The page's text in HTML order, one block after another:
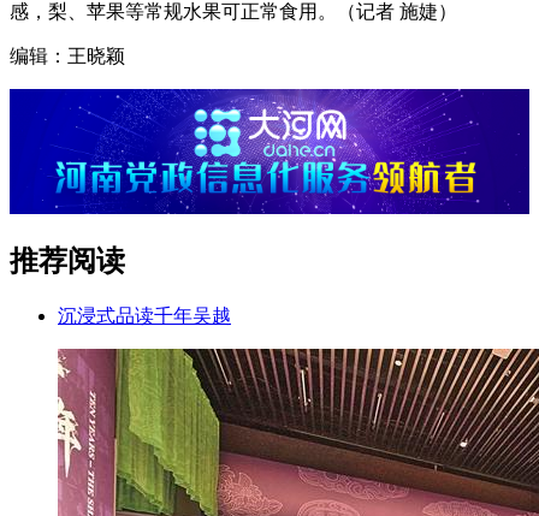
感，梨、苹果等常规水果可正常食用。（记者 施婕）
编辑：王晓颖
推荐阅读
沉浸式品读千年吴越